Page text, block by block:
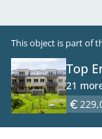
This object is part of
Top
-
Wien
21